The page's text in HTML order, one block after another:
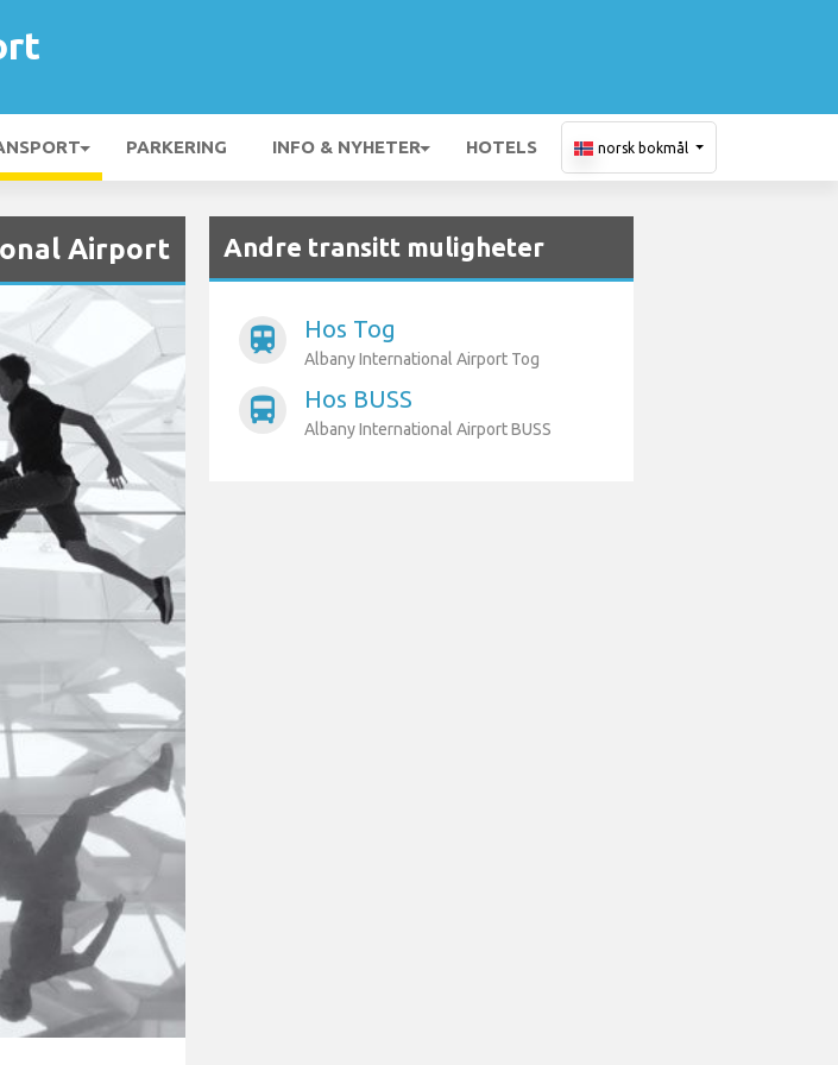
PARKERING INFO & NYHETER HOTELS norsk bokmål
Airport Andre transitt muligheter
train Hos Tog
Albany International Airport Tog
directions_bus Hos BUSS
Albany International Airport BUSS